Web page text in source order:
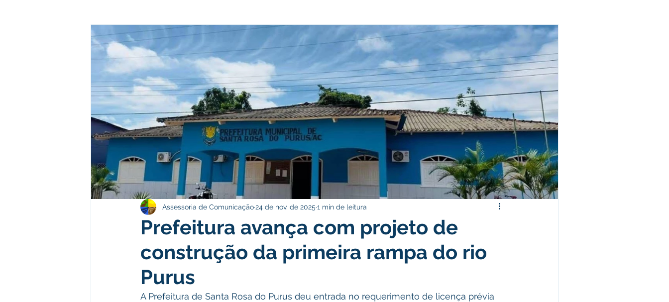
Infraestrutura e Obras Desporto Cultura e Lazer Administração e Finanças
Institucional e Governo Políticas Públicas Nota de Pesar Campanhas Datas Comemorativas
Comunicado Convênios e Parcerias Defesa Civil Indígena Licitações Assistência Social
Campanhas Campanhas Memória e Cultura
Prefeitura avança com projeto de
construção da primeira rampa do rio
Purus
Assessoria de Comunicação24 de nov. de 2025 1 min de leitura
A Prefeitura de Santa Rosa do Purus deu entrada no requerimento de licença prévia